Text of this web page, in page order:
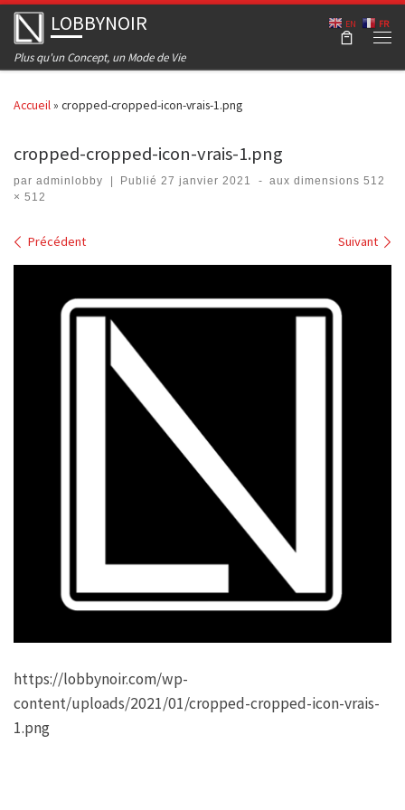
Skip to content
LOBBYNOIR
Plus qu'un Concept, un Mode de Vie
Accueil » cropped-cropped-icon-vrais-1.png
cropped-cropped-icon-vrais-1.png
par adminlobby Publié27 janvier 2021 - aux dimensions 512
× 512
Navigation dans les images
Précédent Suivant
https://lobbynoir.com/wp-
content/uploads/2021/01/cropped-cropped-icon-vrais-
1.png
EN FR